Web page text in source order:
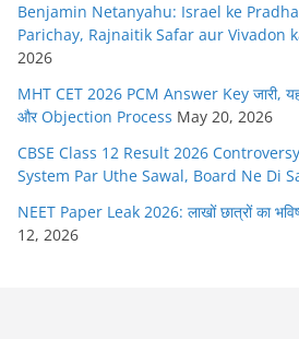
Benjamin Netanyahu: Israel ke
Parichay, Rajnaitik Safar aur Vivadon
2026
MHT CET 2026 PCM Answer Key जारी,
और Objection Process May 20, 2026
CBSE Class 12 Result 2026
System Par Uthe Sawal, Board Ne Di
NEET Paper Leak 2026: लाखों छात्रों का
12, 2026